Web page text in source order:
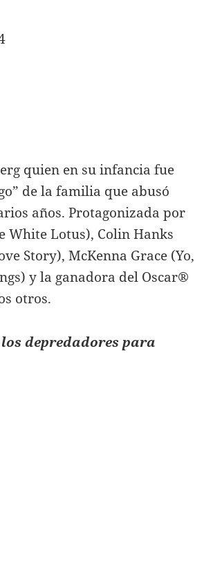
quien en su infancia fue
de la familia que abusó
años. Protagonizada por
White Lotus), Colin Hanks
Story), McKenna Grace (Yo,
y la ganadora del Oscar®
otros.
depredadores para